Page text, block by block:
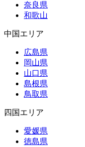
奈良県
和歌山
中国エリア
広島県
岡山県
山口県
島根県
鳥取県
四国エリア
愛媛県
徳島県